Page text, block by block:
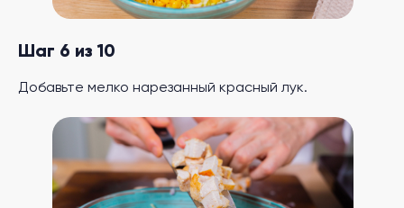
Шаг 6 из 10
Добавьте мелко нарезанный красный лук.